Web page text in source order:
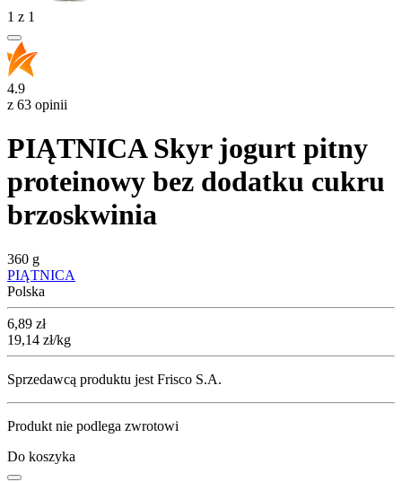
1 z 1
4.9
z 63 opinii
PIĄTNICA Skyr jogurt pitny
proteinowy bez dodatku cukru
brzoskwinia
360 g
PIĄTNICA
Polska
Cena
6,89 zł
19,14 zł/kg
Sprzedawcą produktu jest Frisco S.A.
Produkt nie podlega zwrotowi
Do koszyka